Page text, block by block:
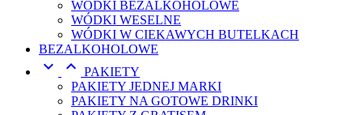
WÓDKI BEZALKOHOLOWE
WÓDKI WESELNE
WÓDKI W CIEKAWYCH BUTELKACH
BEZALKOHOLOWE
  PAKIETY
PAKIETY JEDNEJ MARKI
PAKIETY NA GOTOWE DRINKI